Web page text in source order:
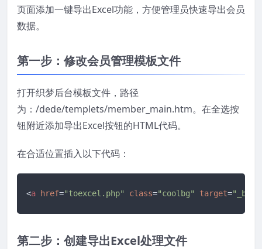
页面添加一键导出Excel功能，方便管理员快速导出会员
数据。
第一步：修改会员管理模板文件
打开织梦后台模板文件，路径
为：/dede/templets/member_main.htm。在全选按
钮附近添加导出Excel按钮的HTML代码。
在合适位置插入以下代码：
<a href="toexcel.php" class="coolbg" target=
第二步：创建导出Excel处理文件